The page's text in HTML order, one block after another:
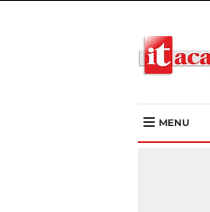
MENU